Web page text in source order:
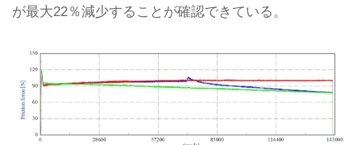
が最大22％減少することが確認できている。